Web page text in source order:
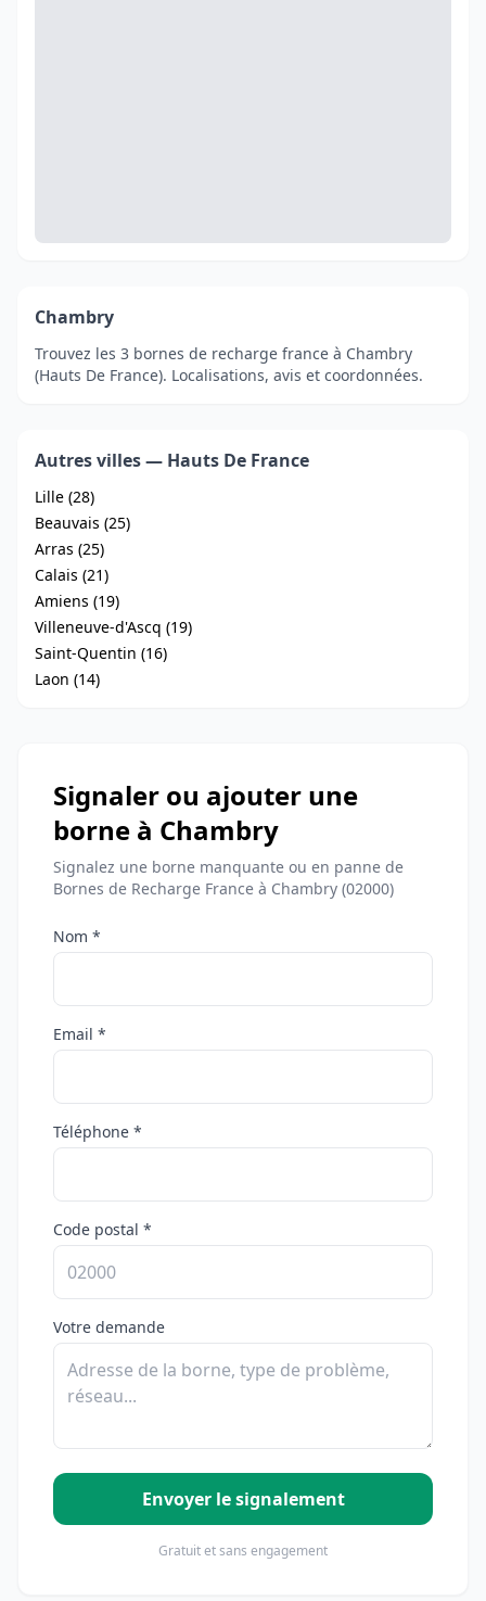
Chambry
Trouvez les 3 bornes de recharge france à Chambry
(Hauts De France). Localisations, avis et coordonnées.
Autres villes — Hauts De France
Lille (28)
Beauvais (25)
Arras (25)
Calais (21)
Amiens (19)
Villeneuve-d'Ascq (19)
Saint-Quentin (16)
Laon (14)
Signaler ou ajouter une
borne à Chambry
Signalez une borne manquante ou en panne de
Bornes de Recharge France à Chambry (02000)
Nom *
Email *
Téléphone *
Code postal *
Votre demande
Envoyer le signalement
Gratuit et sans engagement